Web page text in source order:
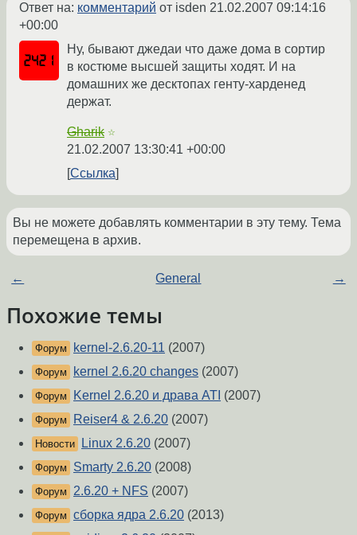
Ответ на: комментарий от isden 21.02.2007 09:14:16
+00:00
Ну, бывают джедаи что даже дома в сортир
в костюме высшей защиты ходят. И на
домашних же десктопах генту-харденед
держат.
Gharik ☆
21.02.2007 13:30:41 +00:00
Ссылка
Вы не можете добавлять комментарии в эту тему. Тема
перемещена в архив.
← General →
Похожие темы
Форум kernel-2.6.20-11 (2007)
Форум kernel 2.6.20 changes (2007)
Форум Kernel 2.6.20 и драва ATI (2007)
Форум Reiser4 & 2.6.20 (2007)
Новости Linux 2.6.20 (2007)
Форум Smarty 2.6.20 (2008)
Форум 2.6.20 + NFS (2007)
Форум сборка ядра 2.6.20 (2013)